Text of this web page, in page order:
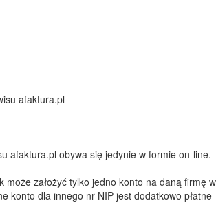
afaktura.pl
afaktura.pl obywa się jedynie w formie on-line.
może założyć tylko jedno konto na daną firmę w
konto dla innego nr NIP jest dodatkowo płatne